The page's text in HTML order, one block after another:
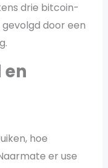
drie bitcoin-
door een
hoe
er use